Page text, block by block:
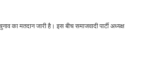
का मतदान जारी है। इस बीच समाजवादी पार्टी अध्‍यक्ष